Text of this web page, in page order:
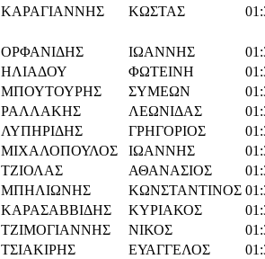
ΚΑΡΑΓΙΑΝΝΗΣ ΚΩΣΤΑΣ
ΟΡΦΑΝΙΔΗΣ ΙΩΑΝΝΗΣ
ΗΛΙΑΔΟΥ ΦΩΤΕΙΝΗ
ΜΠΟΥΤΟΥΡΗΣ ΣΥΜΕΩΝ
ΡΑΛΛΑΚΗΣ ΛΕΩΝΙΔΑΣ
ΛΥΠΗΡΙΔΗΣ ΓΡΗΓΟΡΙΟΣ
ΜΙΧΑΛΟΠΟΥΛΟΣ ΙΩΑΝΝΗΣ
ΤΖΙΟΛΑΣ ΑΘΑΝΑΣΙΟΣ
ΜΠΗΛΙΩΝΗΣ ΚΩΝΣΤΑΝΤΙΝΟΣ
ΚΑΡΑΣΑΒΒΙΔΗΣ ΚΥΡΙΑΚΟΣ
ΤΖΙΜΟΓΙΑΝΝΗΣ ΝΙΚΟΣ
ΤΣΙΑΚΙΡΗΣ ΕΥΑΓΓΕΛΟΣ